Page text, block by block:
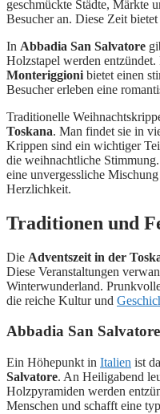
geschmückte Städte, Märkte
Besucher an. Diese Zeit
In Abbadia San Salvatore
Holzstapel werden
Monteriggioni bietet einen
Besucher erleben eine
Traditionelle
Toskana. Man findet sie in
Krippen sind ein wichtiger
die weihnachtliche
eine unvergessliche
Herzlichkeit.
Traditionen und
Die Adventszeit in der
Diese Veranstaltungen
Winterwunderland.
die reiche Kultur und
Abbadia San
Ein Höhepunkt in Italien ist
Salvatore. An Heiligabend
Holzpyramiden werden
Menschen und schafft eine